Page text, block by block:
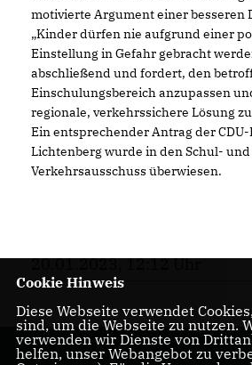
motivierte Argument einer besseren
Kinder dürfen nie aufgrund einer
Einstellung in Gefahr gebracht
abschließend und fordert, den
Einschulungsbereich anzupassen
regionale, verkehrssichere Lösung
Ein entsprechender Antrag der
Lichtenberg wurde in den Schul-
Verkehrsausschuss überwiesen.
20.01.2023, 12:12 Uhr
Cookie Hinweis
Diese Webseite verwendet
sind, um die Webseite zu nutzen.
verwenden wir Dienste von
helfen, unser Webangebot zu